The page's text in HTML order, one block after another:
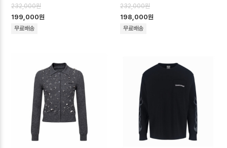
232,000원
199,000원
무료배송
232,000원
198,000원
무료배송